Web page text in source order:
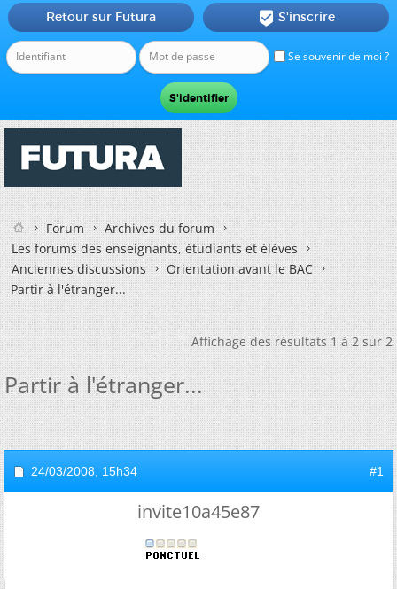
Se souvenir de moi ?
Retour sur Futura  S'inscrire
Forum
Archives du forum
Les forums des enseignants, étudiants et élèves
Anciennes discussions
Orientation avant le BAC
Partir à l'étranger...
Affichage des résultats 1 à 2 sur 2
Partir à l'étranger...
24/03/2008, 15h34 #1
invite10a45e87